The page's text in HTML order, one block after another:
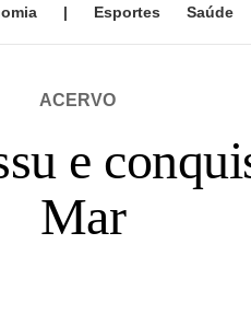
| Esportes Saúde
ACERVO
e
Mar